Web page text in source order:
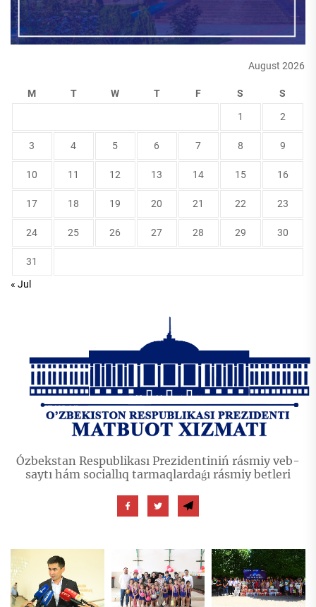
August 2026
M T W T F S S
1 2
3 4 5 6 7 8 9
10 11 12 13 14 15 16
17 18 19 20 21 22 23
24 25 26 27 28 29 30
31
« Jul
Ózbekstan Respublikası Prezidentiniń rásmiy veb-
saytı hám sociallıq tarmaqlardaǵı rásmiy betleri